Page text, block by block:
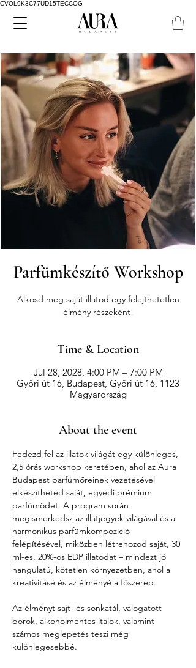
CVOL9K3C77UD15TECCOG
Parfümkészítő Workshop
Alkosd meg saját illatod egy felejthetetlen
élmény részeként!
Time & Location
Jul 28, 2028, 4:00 PM – 7:00 PM
Győri út 16, Budapest, Győri út 16, 1123
Magyarország
About the event
Fedezd fel az illatok világát egy különleges,
2,5 órás workshop keretében, ahol az Aura
Budapest parfümőreinek vezetésével
elkészítheted saját, egyedi prémium
parfümödet. A program során
megismerkedsz az illatjegyek világával és a
harmonikus parfümkompozíció
felépítésével, miközben létrehozod saját, 30
ml-es, 20%-os EDP illatodat – mindezt jó
hangulatú, kötetlen környezetben, ahol a
kreativitásé és az élményé a főszerep.
Az élményt sajt- és sonkatál, válogatott
borok, alkoholmentes italok, valamint
számos meglepetés teszi még
különlegesebbé.